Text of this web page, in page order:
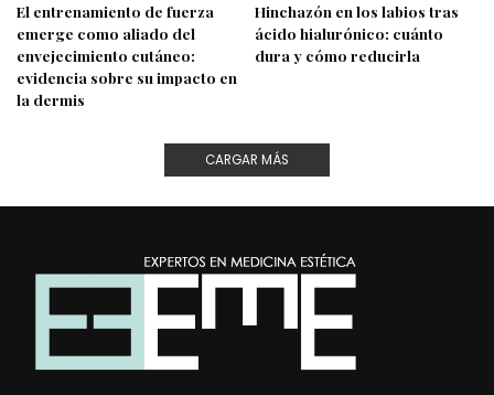
El entrenamiento de fuerza
emerge como aliado del
envejecimiento cutáneo:
evidencia sobre su impacto en
la dermis
Hinchazón en los labios tras
ácido hialurónico: cuánto
dura y cómo reducirla
CARGAR MÁS